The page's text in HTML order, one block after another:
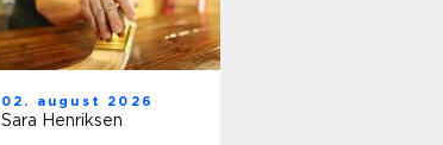
02. august 2026
Sara Henriksen